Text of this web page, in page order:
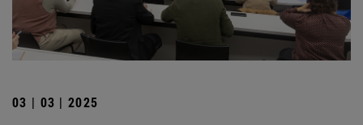
03 | 03 | 2025